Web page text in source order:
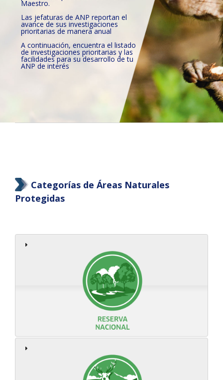
Maestro.
Las jefaturas de ANP reportan el
avance de sus investigaciones
prioritarias de manera anual
A continuación, encuentra el listado
de investigaciones prioritarias y las
facilidades para su desarrollo de tu
ANP de interés
Categorías de Áreas Naturales
Protegidas